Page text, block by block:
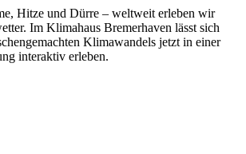
Hitze und Dürre – weltweit erleben wir
Im Klimahaus Bremerhaven lässt sich
Klimawandels jetzt in einer
interaktiv erleben.